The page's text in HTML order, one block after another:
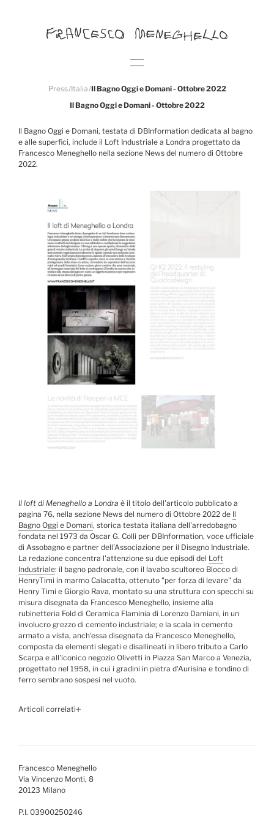
Il Bagno Oggi e Domani - Ottobre 2022
Press/Italia/Il Bagno Oggi e Domani - Ottobre 2022
Il Bagno Oggi e Domani, testata di DBInformation dedicata al bagno
e alle superfici, include il Loft Industriale a Londra progettato da
Francesco Meneghello nella sezione News del numero di Ottobre
2022.
Il loft di Meneghello a Londra è il titolo dell'articolo pubblicato a
pagina 76, nella sezione News del numero di Ottobre 2022 de Il
Bagno Oggi e Domani, storica testata italiana dell'arredobagno
fondata nel 1973 da Oscar G. Colli per DBInformation, voce ufficiale
di Assobagno e partner dell'Associazione per il Disegno Industriale.
La redazione concentra l'attenzione su due episodi del Loft
Industriale: il bagno padronale, con il lavabo scultoreo Blocco di
HenryTimi in marmo Calacatta, ottenuto "per forza di levare" da
Henry Timi e Giorgio Rava, montato su una struttura con specchi su
misura disegnata da Francesco Meneghello, insieme alla
rubinetteria Fold di Ceramica Flaminia di Lorenzo Damiani, in un
involucro grezzo di cemento industriale; e la scala in cemento
armato a vista, anch'essa disegnata da Francesco Meneghello,
composta da elementi slegati e disallineati in libero tributo a Carlo
Scarpa e all'iconico negozio Olivetti in Piazza San Marco a Venezia,
progettato nel 1958, in cui i gradini in pietra d'Aurisina e tondino di
ferro sembrano sospesi nel vuoto.
Articoli correlati
Francesco Meneghello
Via Vincenzo Monti, 8
20123 Milano
P.I. 03900250246